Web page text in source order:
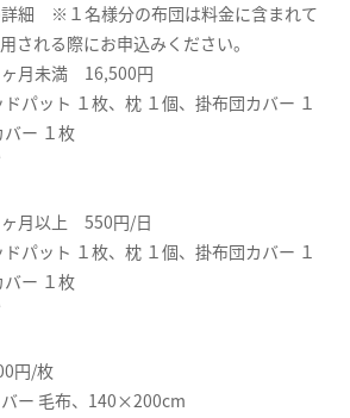
細 ※１名様分の布団は料金に含まれて
される際にお申込みください。
月未満 16,500円
ット １枚、枕 １個、掛布団カバー １
ー １枚
月以上 550円/日
ット １枚、枕 １個、掛布団カバー １
ー １枚
円/枚
毛布、140×200cm